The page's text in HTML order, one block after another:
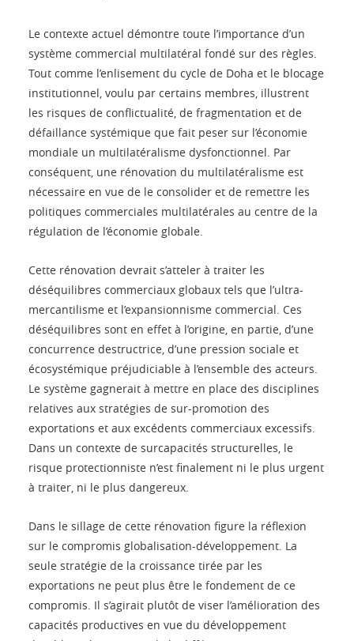
Le contexte actuel démontre toute l’importance d’un
système commercial multilatéral fondé sur des règles.
Tout comme l’enlisement du cycle de Doha et le blocage
institutionnel, voulu par certains membres, illustrent
les risques de conflictualité, de fragmentation et de
défaillance systémique que fait peser sur l’économie
mondiale un multilatéralisme dysfonctionnel. Par
conséquent, une rénovation du multilatéralisme est
nécessaire en vue de le consolider et de remettre les
politiques commerciales multilatérales au centre de la
régulation de l’économie globale.
Cette rénovation devrait s’atteler à traiter les
déséquilibres commerciaux globaux tels que l’ultra-
mercantilisme et l’expansionnisme commercial. Ces
déséquilibres sont en effet à l’origine, en partie, d’une
concurrence destructrice, d’une pression sociale et
écosystémique préjudiciable à l’ensemble des acteurs.
Le système gagnerait à mettre en place des disciplines
relatives aux stratégies de sur-promotion des
exportations et aux excédents commerciaux excessifs.
Dans un contexte de surcapacités structurelles, le
risque protectionniste n’est finalement ni le plus urgent
à traiter, ni le plus dangereux.
Dans le sillage de cette rénovation figure la réflexion
sur le compromis globalisation-développement. La
seule stratégie de la croissance tirée par les
exportations ne peut plus être le fondement de ce
compromis. Il s’agirait plutôt de viser l’amélioration des
capacités productives en vue du développement